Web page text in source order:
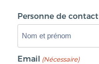
Personne de contact
Email (Nécessaire)